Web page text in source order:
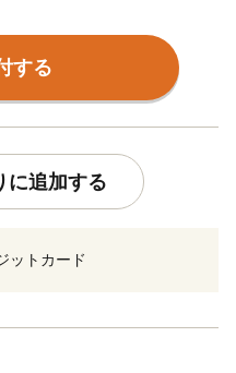
する
に追加する
ットカード